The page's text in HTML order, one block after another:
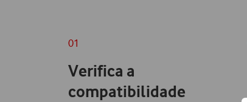
01
Verifica a
compatibilidade